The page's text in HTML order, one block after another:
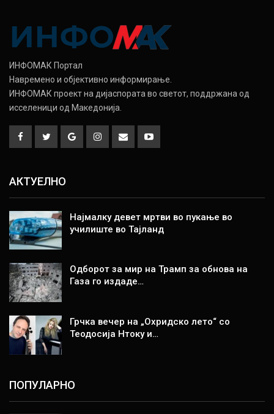
ИНФОМАК Портал
Навремено и објективно информирање.
ИНФОМАК проект на дијаспората во светот, поддржана од
исселеници од Македонија.
АКТУЕЛНО
Најмалку девет мртви во пукање во
училиште во Тајланд
Одборот за мир на Трамп за обнова на
Газа го издаде…
Грчка вечер на „Охридско лето“ со
Теодосија Нтоку и…
ПОПУЛАРНО